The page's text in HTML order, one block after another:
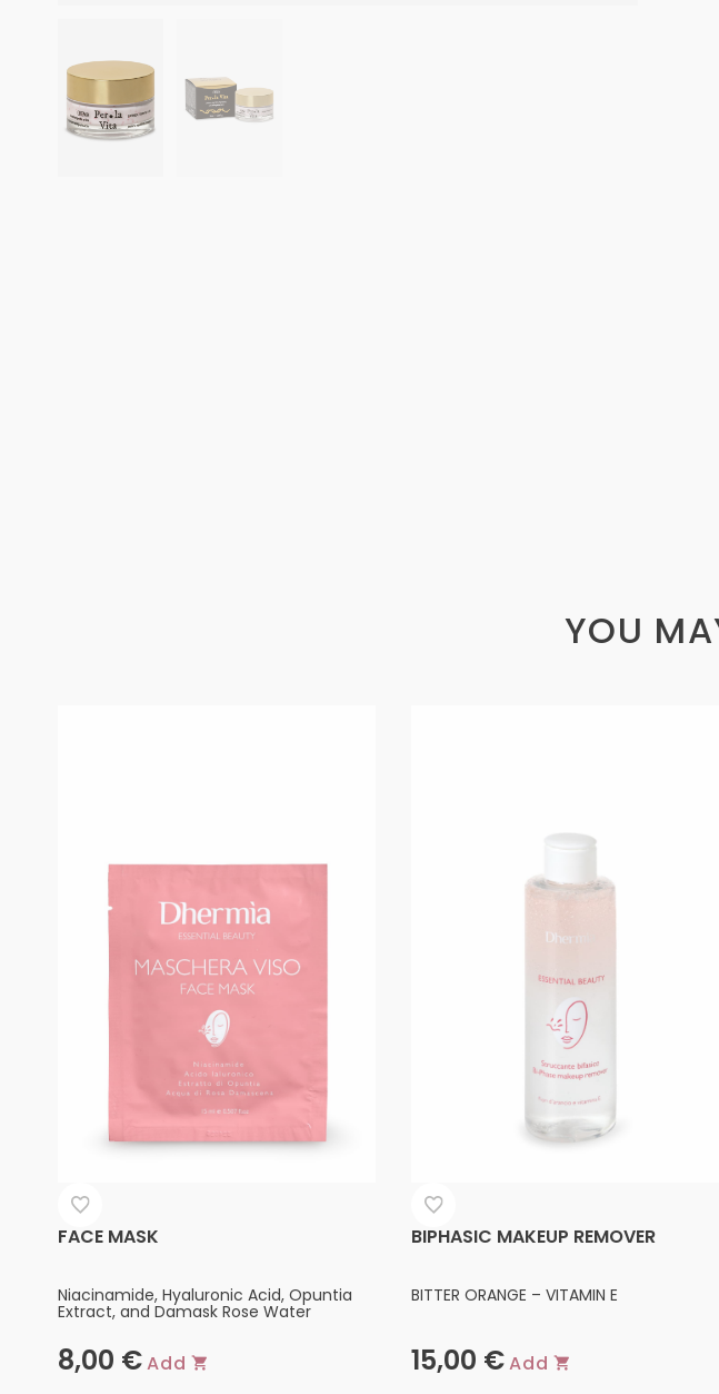
YOU
FACE MASK
Niacinamide, Hyaluronic Acid, Opuntia
Extract, and Damask Rose Water
8,00 €Add
BIPHASIC MAKEUP REMOVER
BITTER ORANGE – VITAMIN E
15,00 €Add